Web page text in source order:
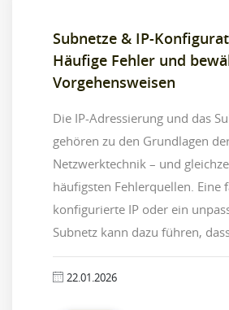
Subnetze & IP-
Häufige Fehler und
Vorgehensweisen
Die IP-Adressierung und das
gehören zu den Grundlagen
Netzwerktechnik – und
häufigsten Fehlerquellen. Eine
konfigurierte IP oder ein
Subnetz kann dazu führen,
22.01.2026